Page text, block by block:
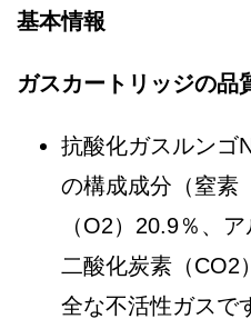
基本情報
ガスカートリッジの品
抗酸化ガスルンゴ
の構成成分（窒素
（O2）20.9％、
二酸化炭素（CO2
全な不活性ガスで